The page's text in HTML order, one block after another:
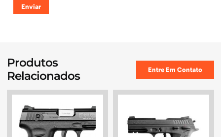
Produtos
Relacionados
Entre Em Contato